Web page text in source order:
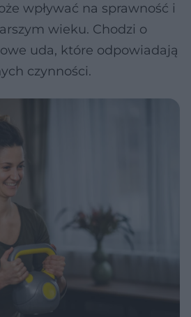
wpływać na sprawność i
wieku. Chodzi o
uda, które odpowiadają
czynności.